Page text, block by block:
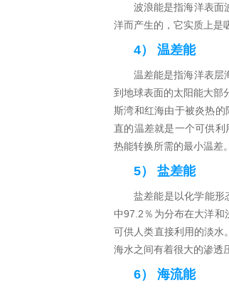
波浪能是指海洋表面
洋而产生的，它实质上是
4） 温差能
温差能是指海洋表层
到地球表面的太阳能大部
斯湾和红海由于被炎热
直的温差就是一个可供
热能转换所需的最小温差。
5） 盐差能
盐差能是以化学能形
中97.2％为分布在大洋和
可供人类直接利用的淡水
海水之间有着很大的渗透
6） 海流能